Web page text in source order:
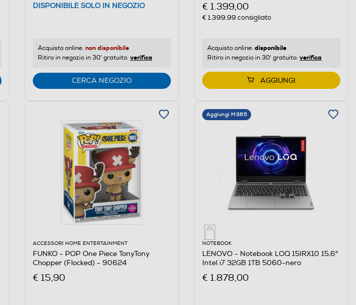
DISPONIBILE SOLO IN NEGOZIO
Acquisto online: non disponibile
Ritiro in negozio in 30' gratuito: verifica
CERCA NEGOZIO
€ 1.399,00
€ 1.399,99 consigliato
Acquisto online: disponibile
Ritiro in negozio in 30' gratuito: verifica
AGGIUNGI
ACCESSORI HOME ENTERTAINMENT
FUNKO - POP One Piece TonyTony
Chopper (Flocked) - 90624
€ 15,90
Aggiungi M365
NOTEBOOK
LENOVO - Notebook LOQ 15IRX10 15,6"
Intel i7 32GB 1TB 5060-nero
€ 1.878,00